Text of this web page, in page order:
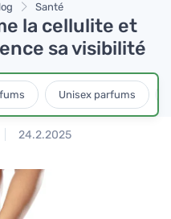
Santé
la cellulite et
sa visibilité
Unisex parfums
24.2.2025